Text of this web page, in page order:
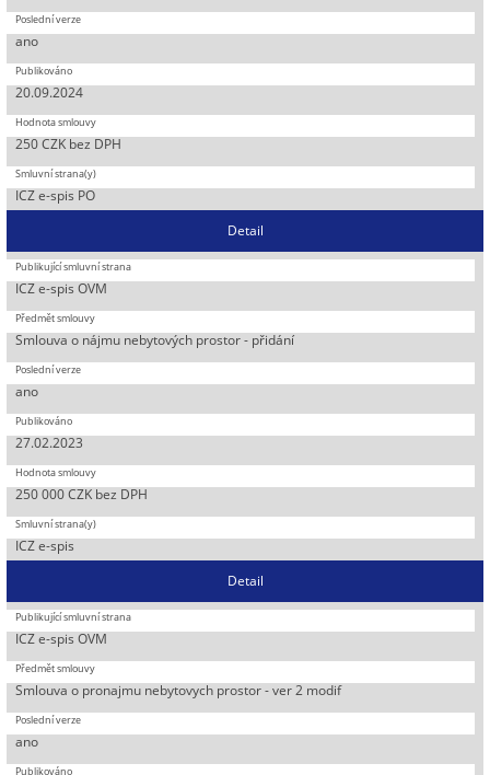
ano
20.09.2024
250 CZK bez DPH
ICZ e-spis PO
Detail
ICZ e-spis OVM
Smlouva o nájmu nebytových prostor - přidání
ano
27.02.2023
250 000 CZK bez DPH
ICZ e-spis
Detail
ICZ e-spis OVM
Smlouva o pronajmu nebytovych prostor - ver 2 modif
ano